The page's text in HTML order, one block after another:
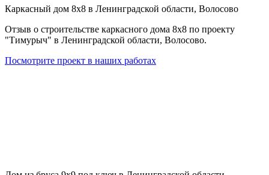
Каркасный дом 8х8 в Ленинградской области, Волосово
Отзыв о строительстве каркасного дома 8х8 по проекту
"Тимурыч" в Ленинградской области, Волосово.
Посмотрите проект в наших работах